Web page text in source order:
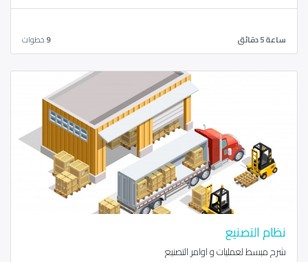
ساعة 5 دقائق 9خطوات
نظام التصنيع
شرح مبسط لعمليات و اوامر التصنيع